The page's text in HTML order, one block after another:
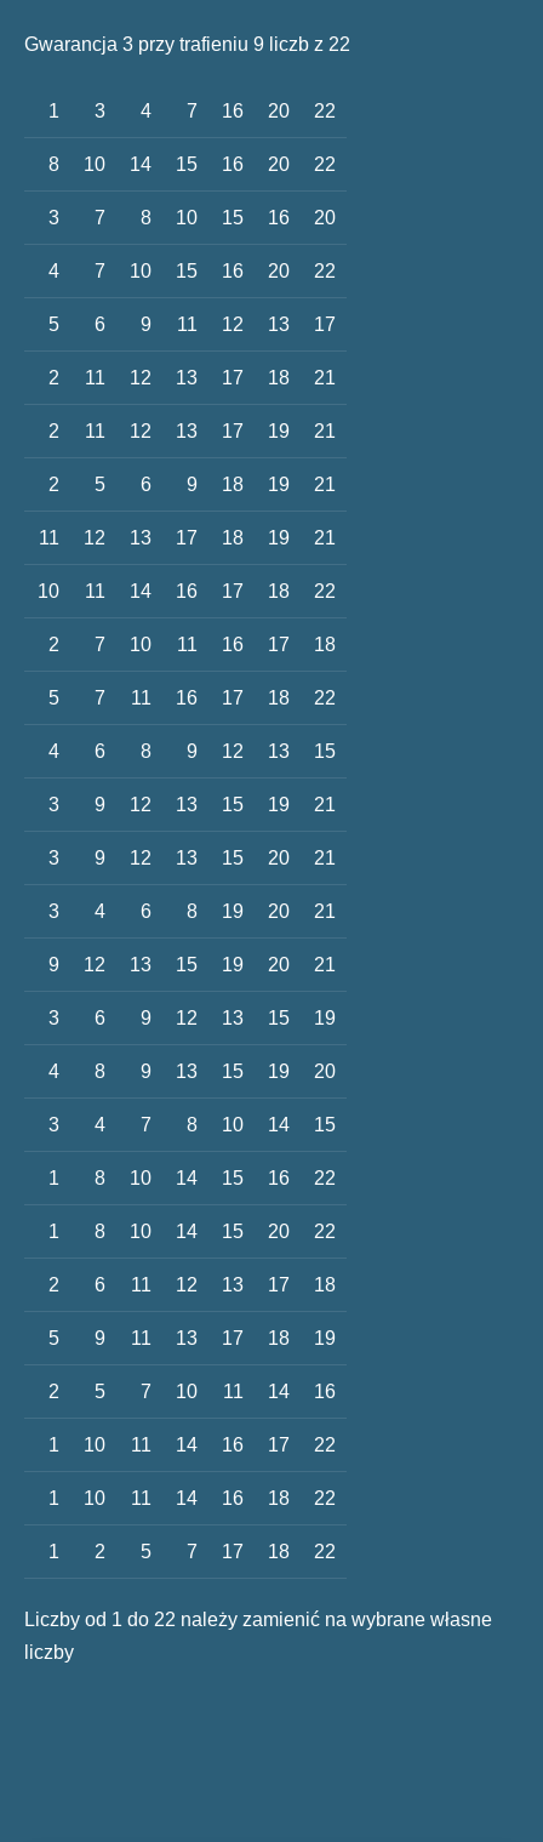
Gwarancja 3 przy trafieniu 9 liczb z 22
1 3 4 7 16 20 22
8 10 14 15 16 20 22
3 7 8 10 15 16 20
4 7 10 15 16 20 22
5 6 9 11 12 13 17
2 11 12 13 17 18 21
2 11 12 13 17 19 21
2 5 6 9 18 19 21
11 12 13 17 18 19 21
10 11 14 16 17 18 22
2 7 10 11 16 17 18
5 7 11 16 17 18 22
4 6 8 9 12 13 15
3 9 12 13 15 19 21
3 9 12 13 15 20 21
3 4 6 8 19 20 21
9 12 13 15 19 20 21
3 6 9 12 13 15 19
4 8 9 13 15 19 20
3 4 7 8 10 14 15
1 8 10 14 15 16 22
1 8 10 14 15 20 22
2 6 11 12 13 17 18
5 9 11 13 17 18 19
2 5 7 10 11 14 16
1 10 11 14 16 17 22
1 10 11 14 16 18 22
1 2 5 7 17 18 22
Liczby od 1 do 22 należy zamienić na wybrane własne
liczby